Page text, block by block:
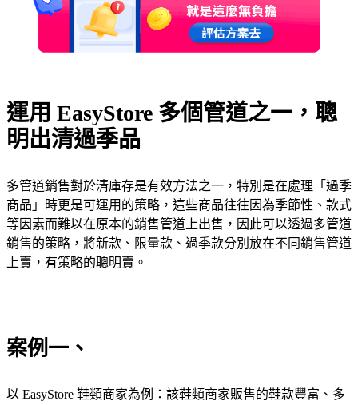
運用 EasyStore 多個管道之一，聰
明出清過季品
多管道銷售對於清庫存是有效方法之一，特別是在處理「過季
商品」時更是可運用的策略，這些商品往往因為季節性、款式
等因素而難以在原本的銷售管道上出售，因此可以透過多管道
銷售的策略，將新款、限量款、過季款分別放在不同銷售管道
上賣，有策略的聰明賣。
案例一、
以 EasyStore 鞋類商家為例：該鞋類商家販售的鞋款豐富、多